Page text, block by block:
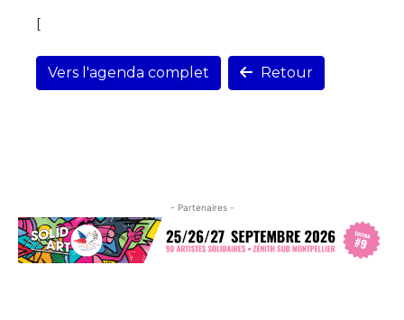
[
Vers l'agenda complet Retour
- Partenaires -